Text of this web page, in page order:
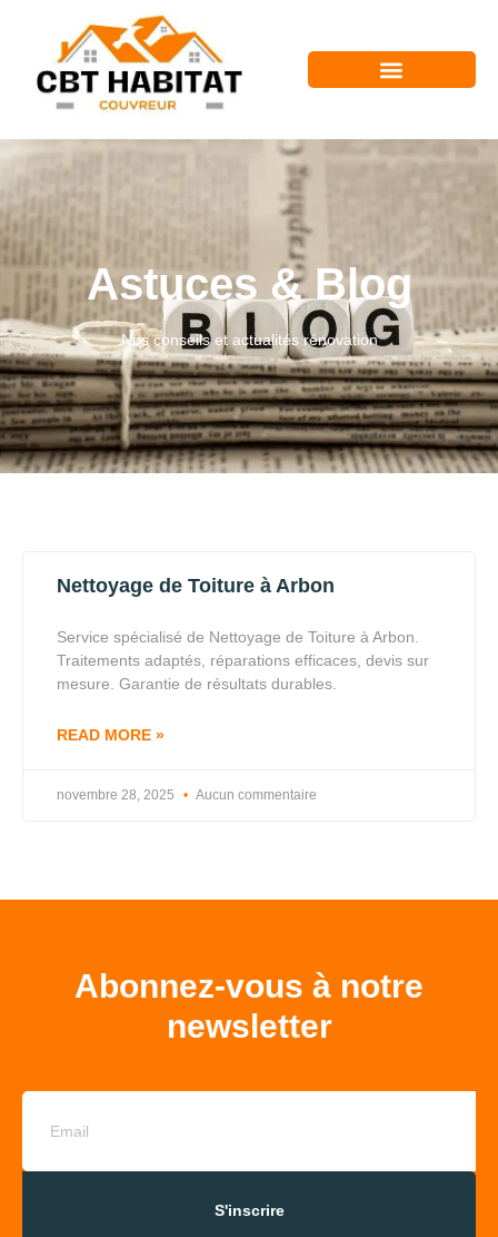
Astuces & Blog
Nos conseils et actualités rénovation
Nettoyage de Toiture à Arbon
Service spécialisé de Nettoyage de Toiture à Arbon.
Traitements adaptés, réparations efficaces, devis sur
mesure. Garantie de résultats durables.
READ MORE »
novembre 28, 2025 Aucun commentaire
Abonnez-vous à notre
newsletter
S'inscrire